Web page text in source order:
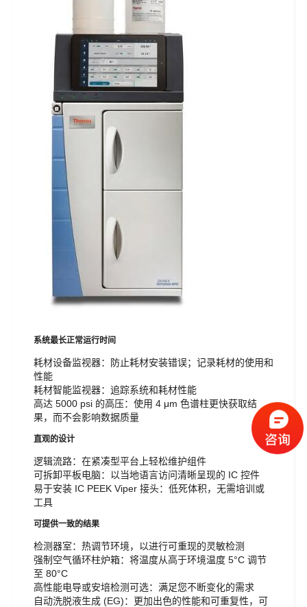
系统最长正常运行时间
耗材设备监视器：防止耗材安装错误；记录耗材的使用和
性能
耗材智能监视器：追踪系统和耗材性能
高达 5000 psi 的高压：使用 4 μm 色谱柱更快获取结
果，而不会影响数据质量
直观的设计
逻辑流路：在紧凑型平台上轻松维护组件
可拆卸平板电脑：以当地语言访问清晰呈现的 IC 控件
易于安装 IC PEEK Viper 接头：低死体积，无需培训或
工具
可提供一致的结果
检测器室：热调节环境，以进行可重现的灵敏检测
强制空气循环柱炉箱：将温度从高于环境温度 5°C 调节
至 80°C
高性能电导或安培检测可选：满足您不断变化的需求
自动洗脱液生成 (EG)：更加出色的性能和可重复性，可